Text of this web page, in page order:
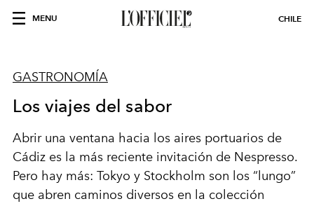
MENU CHILE
GASTRONOMÍA
Los viajes del sabor
Abrir una ventana hacia los aires portuarios de
Cádiz es la más reciente invitación de Nespresso.
Pero hay más: Tokyo y Stockholm son los “lungo”
que abren caminos diversos en la colección